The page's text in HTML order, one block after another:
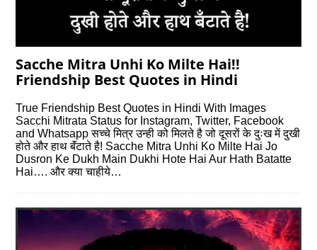
Sacche Mitra Unhi Ko Milte Hai!!
Friendship Best Quotes in Hindi
True Friendship Best Quotes in Hindi With Images
Sacchi Mitrata Status for Instagram, Twitter, Facebook
and Whatsapp सच्चे मित्र उन्ही को मिलते है जो दूसरों के दुःख में दुखी
होते और हाथ बॅंटाते है! Sacche Mitra Unhi Ko Milte Hai Jo
Dusron Ke Dukh Main Dukhi Hote Hai Aur Hath Batatte
Hai…. और क्या चाहीये…